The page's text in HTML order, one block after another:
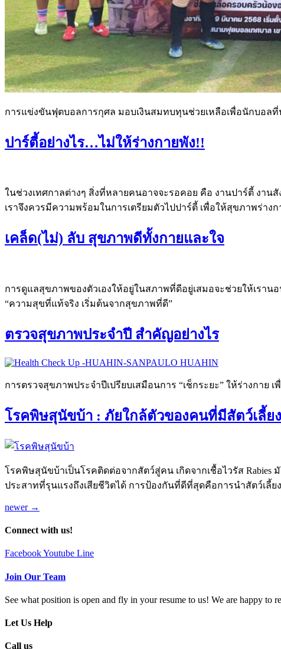
การแข่งขันฟุตบอลการกุศล มอบเงินสมทบทุนช่วยเหลือเพื่อนักบอลที่
ปาร์ตี้อย่างไร…ไม่ให้ร่างกายพัง!!
ในช่วงเทศกาลต่างๆ สิ่งที่หลายคนอาจจะรอคอย คือ งานปาร์ตี้ งา
เราจึงควรมีความพร้อมในการเตรียมตัวไปปาร์ตี้ เพื่อให้สุขภาพร่างก
เคล็ด(ไม่) ลับ สุขภาพดีทั้งกายและใจ
การดูแลสุขภาพของตัวเองให้อยู่ในสภาพที่ดีอยู่เสมอจะช่วยให้เรา
“ความสุขที่แท้จริง เริ่มต้นจากสุขภาพที่ดี”
ตรวจสุขภาพประจำปี สำคัญอย่างไร
การตรวจสุขภาพประจำปีเปรียบเสมือนการ “เช็กระยะ” ให้ร่างก
โรคพิษสุนัขบ้า : ภัยใกล้ตัวของคนที่มีสัตว์เลี้ยง
โรคพิษสุนัขบ้าเป็นโรคติดต่อจากสัตว์สู่คน เกิดจากเชื้อไวรัส Rabies
ประสาทที่รุนแรงถึงเสียชีวิตได้ การป้องกันที่ดีที่สุดคือการนำสัตว์เลี้
newer →
Connect with us!
FacebookYoutube Line
Join Our Team
See what position is open and fly in your resume to us! We are happy to
Let Us Help
Call us